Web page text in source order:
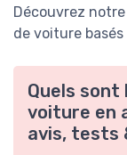
Découvrez
de voiture
Quels
voiture en
avis, tests